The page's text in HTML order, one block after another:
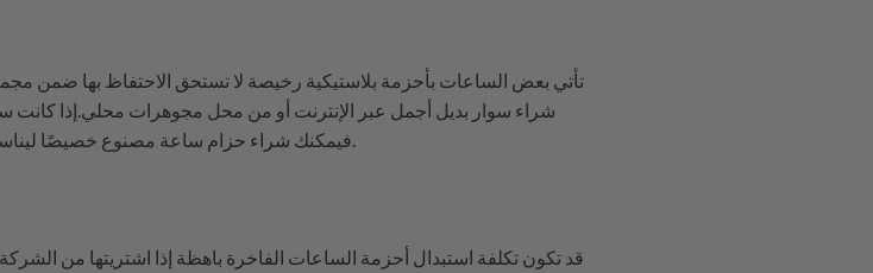
تأتي بعض الساعات بأحزمة بلاستيكية رخيصة لا تستحق الاحتفاظ بها ضمن
شراء سوار بديل أجمل عبر الإنترنت أو من محل مجوهرات محلي.إذا كانت
فيمكنك شراء حزام ساعة مصنوع خصيصًا ليناسبها تمامًا - سيكون الأمر كما لو أن حزامك القديم لم يرحل أبدًا.
قد تكون تكلفة استبدال أحزمة الساعات الفاخرة باهظة إذا اشتريتها من